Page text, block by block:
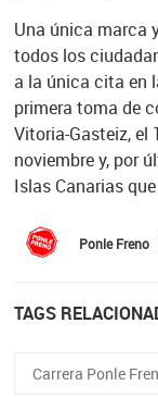
Una única marca
todos los
a la única cita en
primera toma de
Vitoria-Gasteiz, el
noviembre y, por
Islas Canarias
Ponle Freno
TAGS
Carrera Ponle